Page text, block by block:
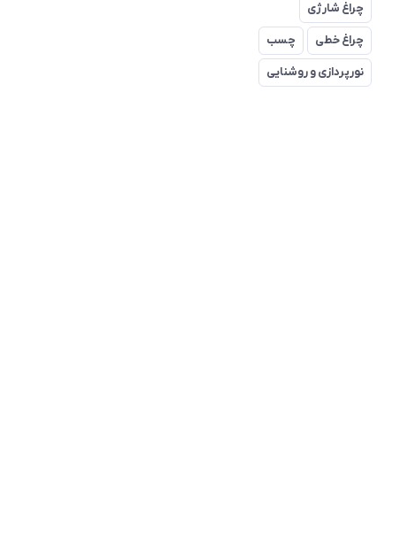
چراغ شارژی
چراغ خطی چسب
نورپردازی و روشنایی